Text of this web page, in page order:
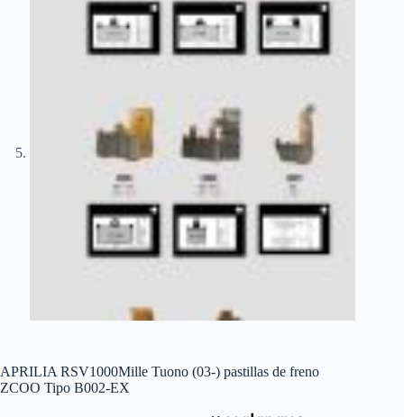
APRILIA RSV1000Mille Tuono (03-) pastillas de freno
ZCOO Tipo B002-EX